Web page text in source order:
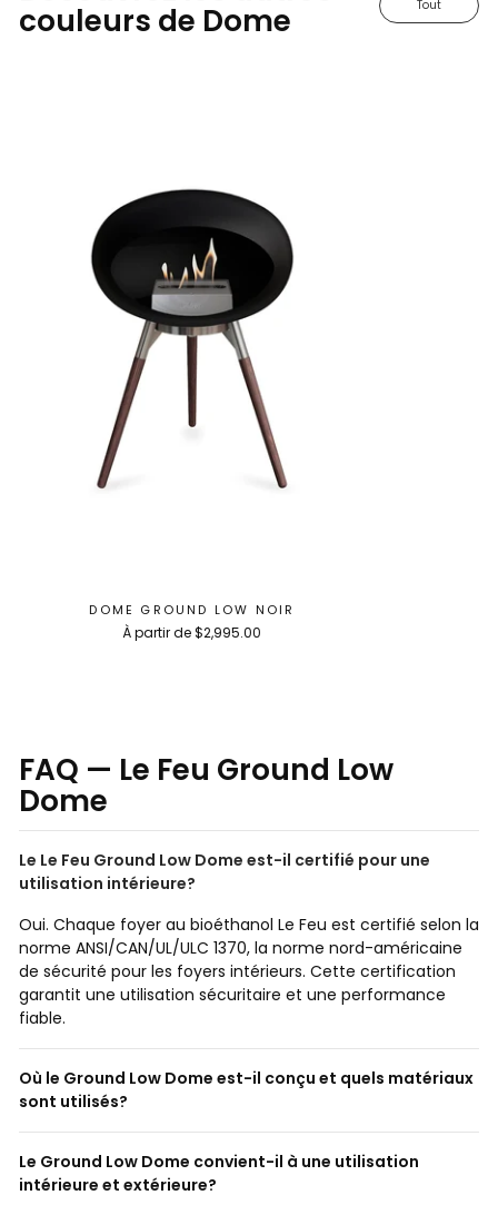
couleurs de Dome Tout
DOME GROUND LOW NOIR
À partir de $2,995.00
FAQ — Le Feu Ground Low
Dome
Le Le Feu Ground Low Dome est-il certifié pour une
utilisation intérieure?
Oui. Chaque foyer au bioéthanol Le Feu est certifié selon la
norme ANSI/CAN/UL/ULC 1370, la norme nord-américaine
de sécurité pour les foyers intérieurs. Cette certification
garantit une utilisation sécuritaire et une performance
fiable.
Où le Ground Low Dome est-il conçu et quels matériaux
sont utilisés?
Le Ground Low Dome convient-il à une utilisation
intérieure et extérieure?